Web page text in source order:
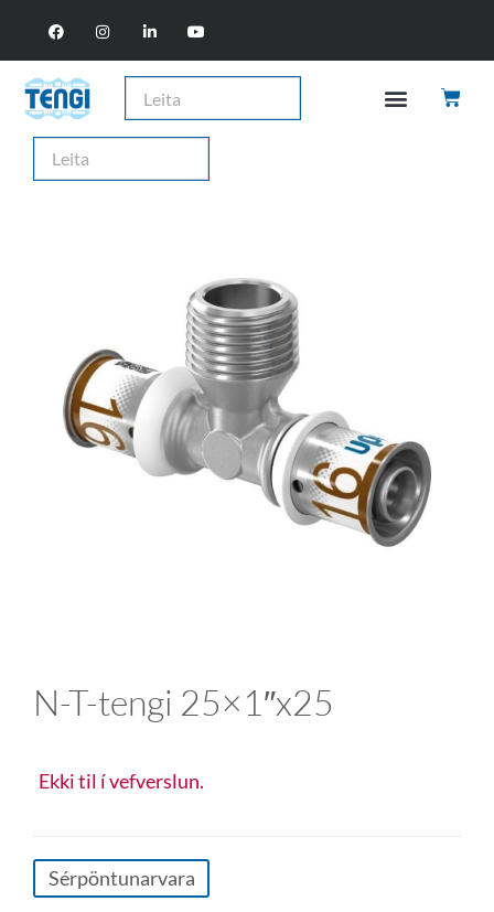
N-T-tengi 25×1″x25
Ekki til í vefverslun.
Sérpöntunarvara